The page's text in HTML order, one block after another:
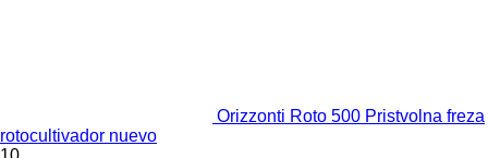
Orizzonti Roto 500 Pristvolna freza
rotocultivador nuevo